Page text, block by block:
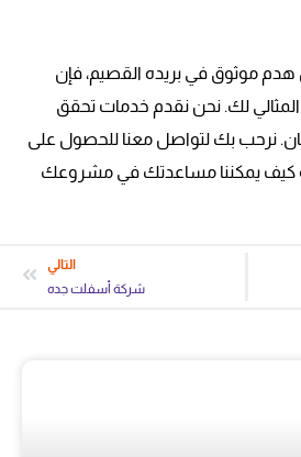
موثوق في بريده القصيم، فإن
المثالي لك. نحن نقدم خدمات تحقق
نرحب بك لتواصل معنا للحصول على
كيف يمكننا مساعدتك في مشروعك
التالي
شركة أسفلت جده